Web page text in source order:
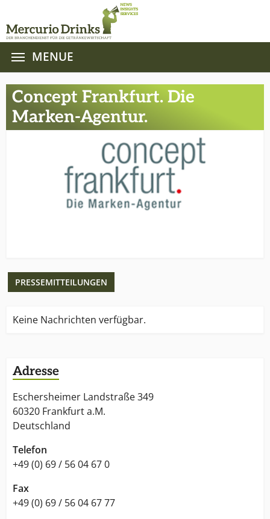
MENUE
Concept Frankfurt. Die
Marken-Agentur.
PRESSEMITTEILUNGEN
Keine Nachrichten verfügbar.
Adresse
Eschersheimer Landstraße 349
60320 Frankfurt a.M.
Deutschland
Telefon
+49 (0) 69 / 56 04 67 0
Fax
+49 (0) 69 / 56 04 67 77